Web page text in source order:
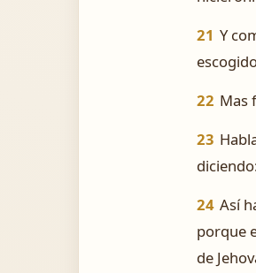
21 Y
22 Mas
23
24 Así
porque
de